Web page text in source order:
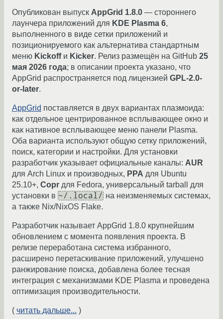
Опубликован выпуск AppGrid 1.8.0 — стороннего
лаунчера приложений для KDE Plasma 6,
выполненного в виде сетки приложений и
позиционируемого как альтернатива стандартным
меню Kickoffи Kicker. Релиз размещён на GitHub 25
мая 2026 года; в описании проекта указано, что
AppGrid распространяется под лицензией GPL-2.0-
or-later.
AppGrid поставляется в двух вариантах плазмоида:
как отдельное центрированное всплывающее окно и
как нативное всплывающее меню панели Plasma.
Оба варианта используют общую сетку приложений,
поиск, категории и настройки. Для установки
разработчик указывает официальные каналы: AUR
для Arch Linux и производных, PPA для Ubuntu
25.10+, Copr для Fedora, универсальный tarball для
установки в ~/.local/ на неизменяемых системах,
а также Nix/NixOS Flake.
Разработчик называет AppGrid 1.8.0 крупнейшим
обновлением с момента появления проекта. В
релизе переработана система избранного,
расширено перетаскивание приложений, улучшено
ранжирование поиска, добавлена более тесная
интеграция с механизмами KDE Plasma и проведена
оптимизация производительности.
( читать дальше... )